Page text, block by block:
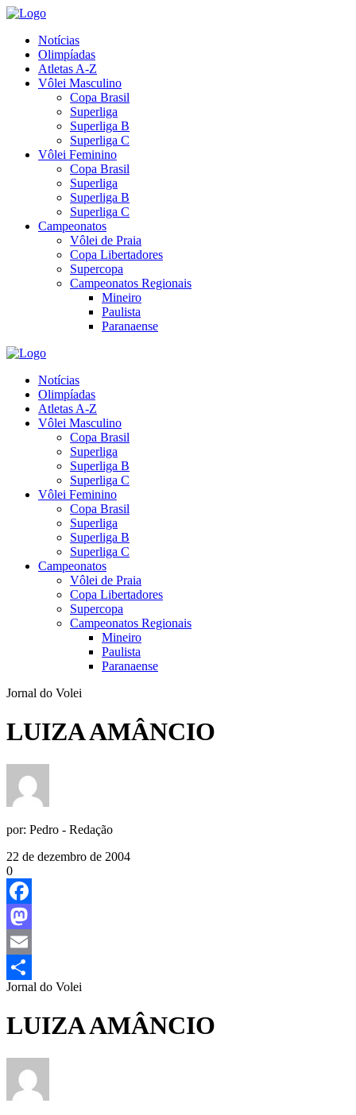
Notícias
Olimpíadas
Atletas A-Z
Vôlei Masculino
Copa Brasil
Superliga
Superliga B
Superliga C
Vôlei Feminino
Copa Brasil
Superliga
Superliga B
Superliga C
Campeonatos
Vôlei de Praia
Copa Libertadores
Supercopa
Campeonatos Regionais
Mineiro
Paulista
Paranaense
Notícias
Olimpíadas
Atletas A-Z
Vôlei Masculino
Copa Brasil
Superliga
Superliga B
Superliga C
Vôlei Feminino
Copa Brasil
Superliga
Superliga B
Superliga C
Campeonatos
Vôlei de Praia
Copa Libertadores
Supercopa
Campeonatos Regionais
Mineiro
Paulista
Paranaense
Jornal do Volei
LUIZA AMÂNCIO
por: Pedro - Redação
22 de dezembro de 2004
0
Facebook
Mastodon
Email
Share
Jornal do Volei
LUIZA AMÂNCIO